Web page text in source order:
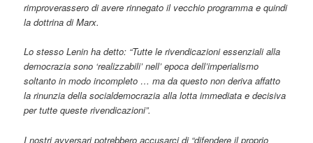
rimproverassero di avere rinnegato il vecchio programma e quindi
la dottrina di Marx.
Lo stesso Lenin ha detto: “Tutte le rivendicazioni essenziali alla
democrazia sono ‘realizzabili’ nell’ epoca dell’imperialismo
soltanto in modo incompleto … ma da questo non deriva affatto
la rinunzia della socialdemocrazia alla lotta immediata e decisiva
per tutte queste rivendicazioni”.
I nostri avversari potrebbero accusarci di “difendere il proprio